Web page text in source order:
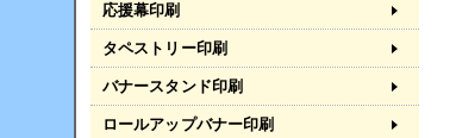
応援幕印刷
タペストリー印刷
バナースタンド印刷
ロールアップバナー印刷